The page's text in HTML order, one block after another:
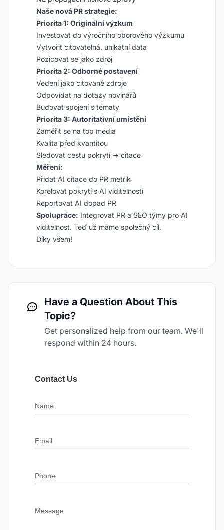
Naše nová PR strategie:
Priorita 1: Originální výzkum
Investovat do výročního oborového výzkumu
Vytvořit citovatelná, unikátní data
Pozicovat se jako zdroj
Priorita 2: Odborné postavení
Vedení jako citované zdroje
Odpovídat na dotazy novinářů
Budovat spojení s tématy
Priorita 3: Autoritativní umístění
Zaměřit se na top média
Kvalita před kvantitou
Sledovat cestu pokrytí → citace
Měření:
Přidat AI citace do PR metrik
Korelovat pokrytí s AI viditelností
Reportovat AI dopad PR
Spolupráce: Integrovat PR a SEO týmy pro AI
viditelnost. Teď už máme společný cíl.
Díky všem!
Have a Question About This
Topic?
Get personalized help from our team. We'll
respond within 24 hours.